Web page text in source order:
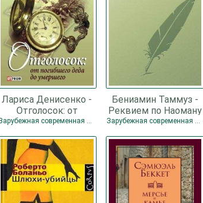
Лариса Денисенко -
Отголосок: от
погибшего деда доЗарубежная современная проза
Бениамин Таммуз -
Реквием по Наоману
Зарубежная современная проза